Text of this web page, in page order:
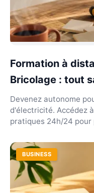
Formation à
Bricolage : tout
Devenez autonome
d'électricité. Accédez
pratiques 24h/24
BUSINESS